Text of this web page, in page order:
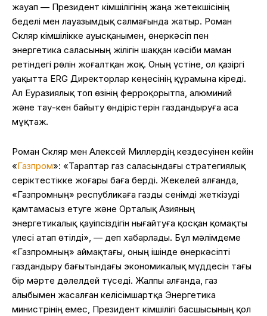
жауап — Президент Әкімшілігінің жаңа жетекшісінің
беделі мен лауазымдық салмағында жатыр. Роман
Скляр Әкімшілікке ауысқанымен, өнеркәсіп пен
энергетика саласының жілігін шаққан кәсіби маман
ретіндегі рөлін жоғалтқан жоқ. Оның үстіне, ол қазіргі
уақытта ERG Директорлар кеңесінің құрамына кіреді.
Ал Еуразиялық топ өзінің ферроқорытпа, алюминий
және тау-кен байыту өндірістерін газдандыруға аса
мұқтаж.
Роман Скляр мен Алексей Миллердің кездесуінен кейін
«Газпром»: «Тараптар газ саласындағы стратегиялық
серіктестікке жоғары баға берді. Жекелей алғанда,
«Газпромның» республикаға газды сенімді жеткізуді
қамтамасыз етуге және Орталық Азияның
энергетикалық қауіпсіздігін нығайтуға қосқан қомақты
үлесі атап өтілді», — деп хабарлады. Бұл мәлімдеме
«Газпромның» аймақтағы, оның ішінде өнеркәсіпті
газдандыру бағытындағы экономикалық мүддесін тағы
бір мәрте дәлелдей түседі. Жалпы алғанда, газ
алыбымен жасалған келісімшартқа Энергетика
министрінің емес, Президент Әкімшілігі басшысының қол